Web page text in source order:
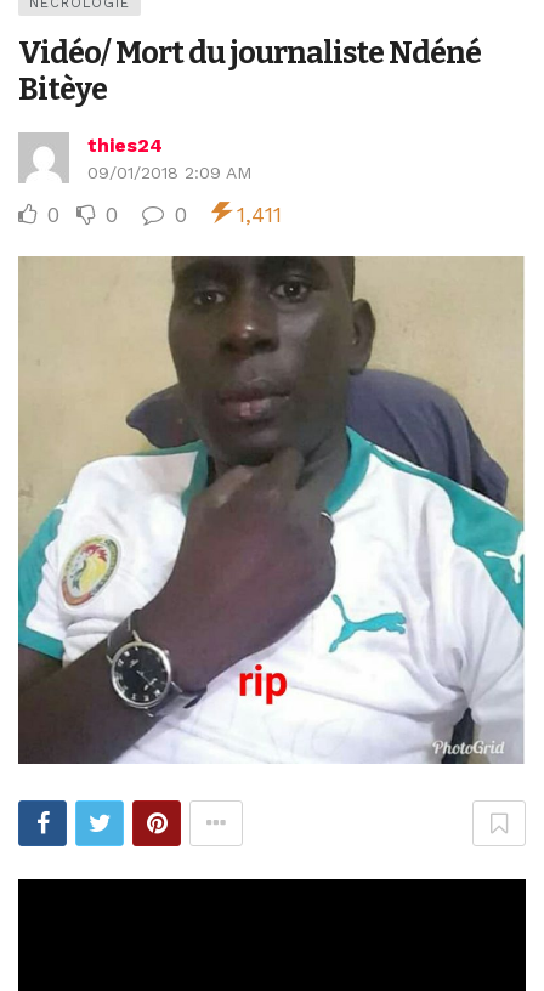
NÉCROLOGIE
Vidéo/ Mort du journaliste Ndéné
Bitèye
thies24
09/01/2018 2:09 AM
0 0 0 1,411